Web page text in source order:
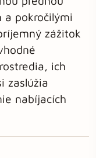
a pokročilými
zážitok
ich
zaslúžia
nabíjacích